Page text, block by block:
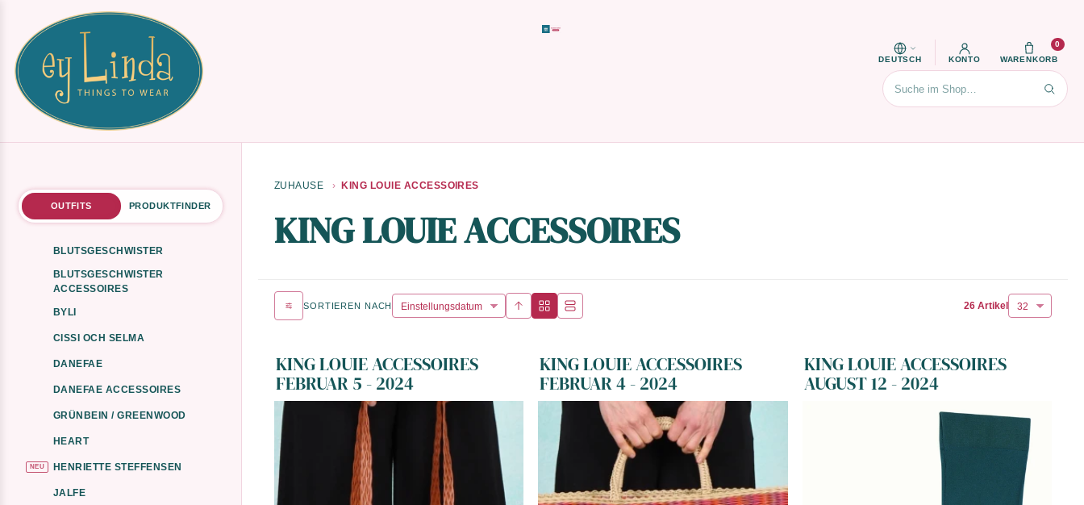
DEUTSCH KONTO WARENKORB
0
Suchen
OUTFITS PRODUKTFINDER
BLUTSGESCHWISTER
BLUTSGESCHWISTER
ACCESSOIRES
BYLI
CISSI OCH SELMA
DANEFAE
DANEFAE ACCESSOIRES
GRÜNBEIN / GREENWOOD
HEART
NEU HENRIETTE STEFFENSEN
JALFE
ZUHAUSE KING LOUIE ACCESSOIRES
KING LOUIE ACCESSOIRES
SORTIEREN NACH 26 Artikel
KING LOUIE ACCESSOIRES
FEBRUAR 5 - 2024
KING LOUIE ACCESSOIRES
FEBRUAR 4 - 2024
KING LOUIE ACCESSOIRES
AUGUST 12 - 2024